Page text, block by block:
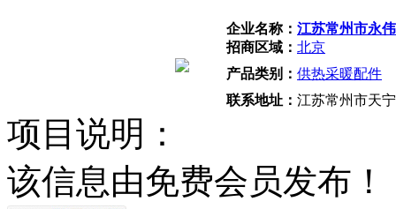
企业名称： 江苏常州市永
招商区域： 北京
产品类别： 供热采暖配件
联系地址： 江苏常州市天
项目说明：
该信息由免费会员发布！